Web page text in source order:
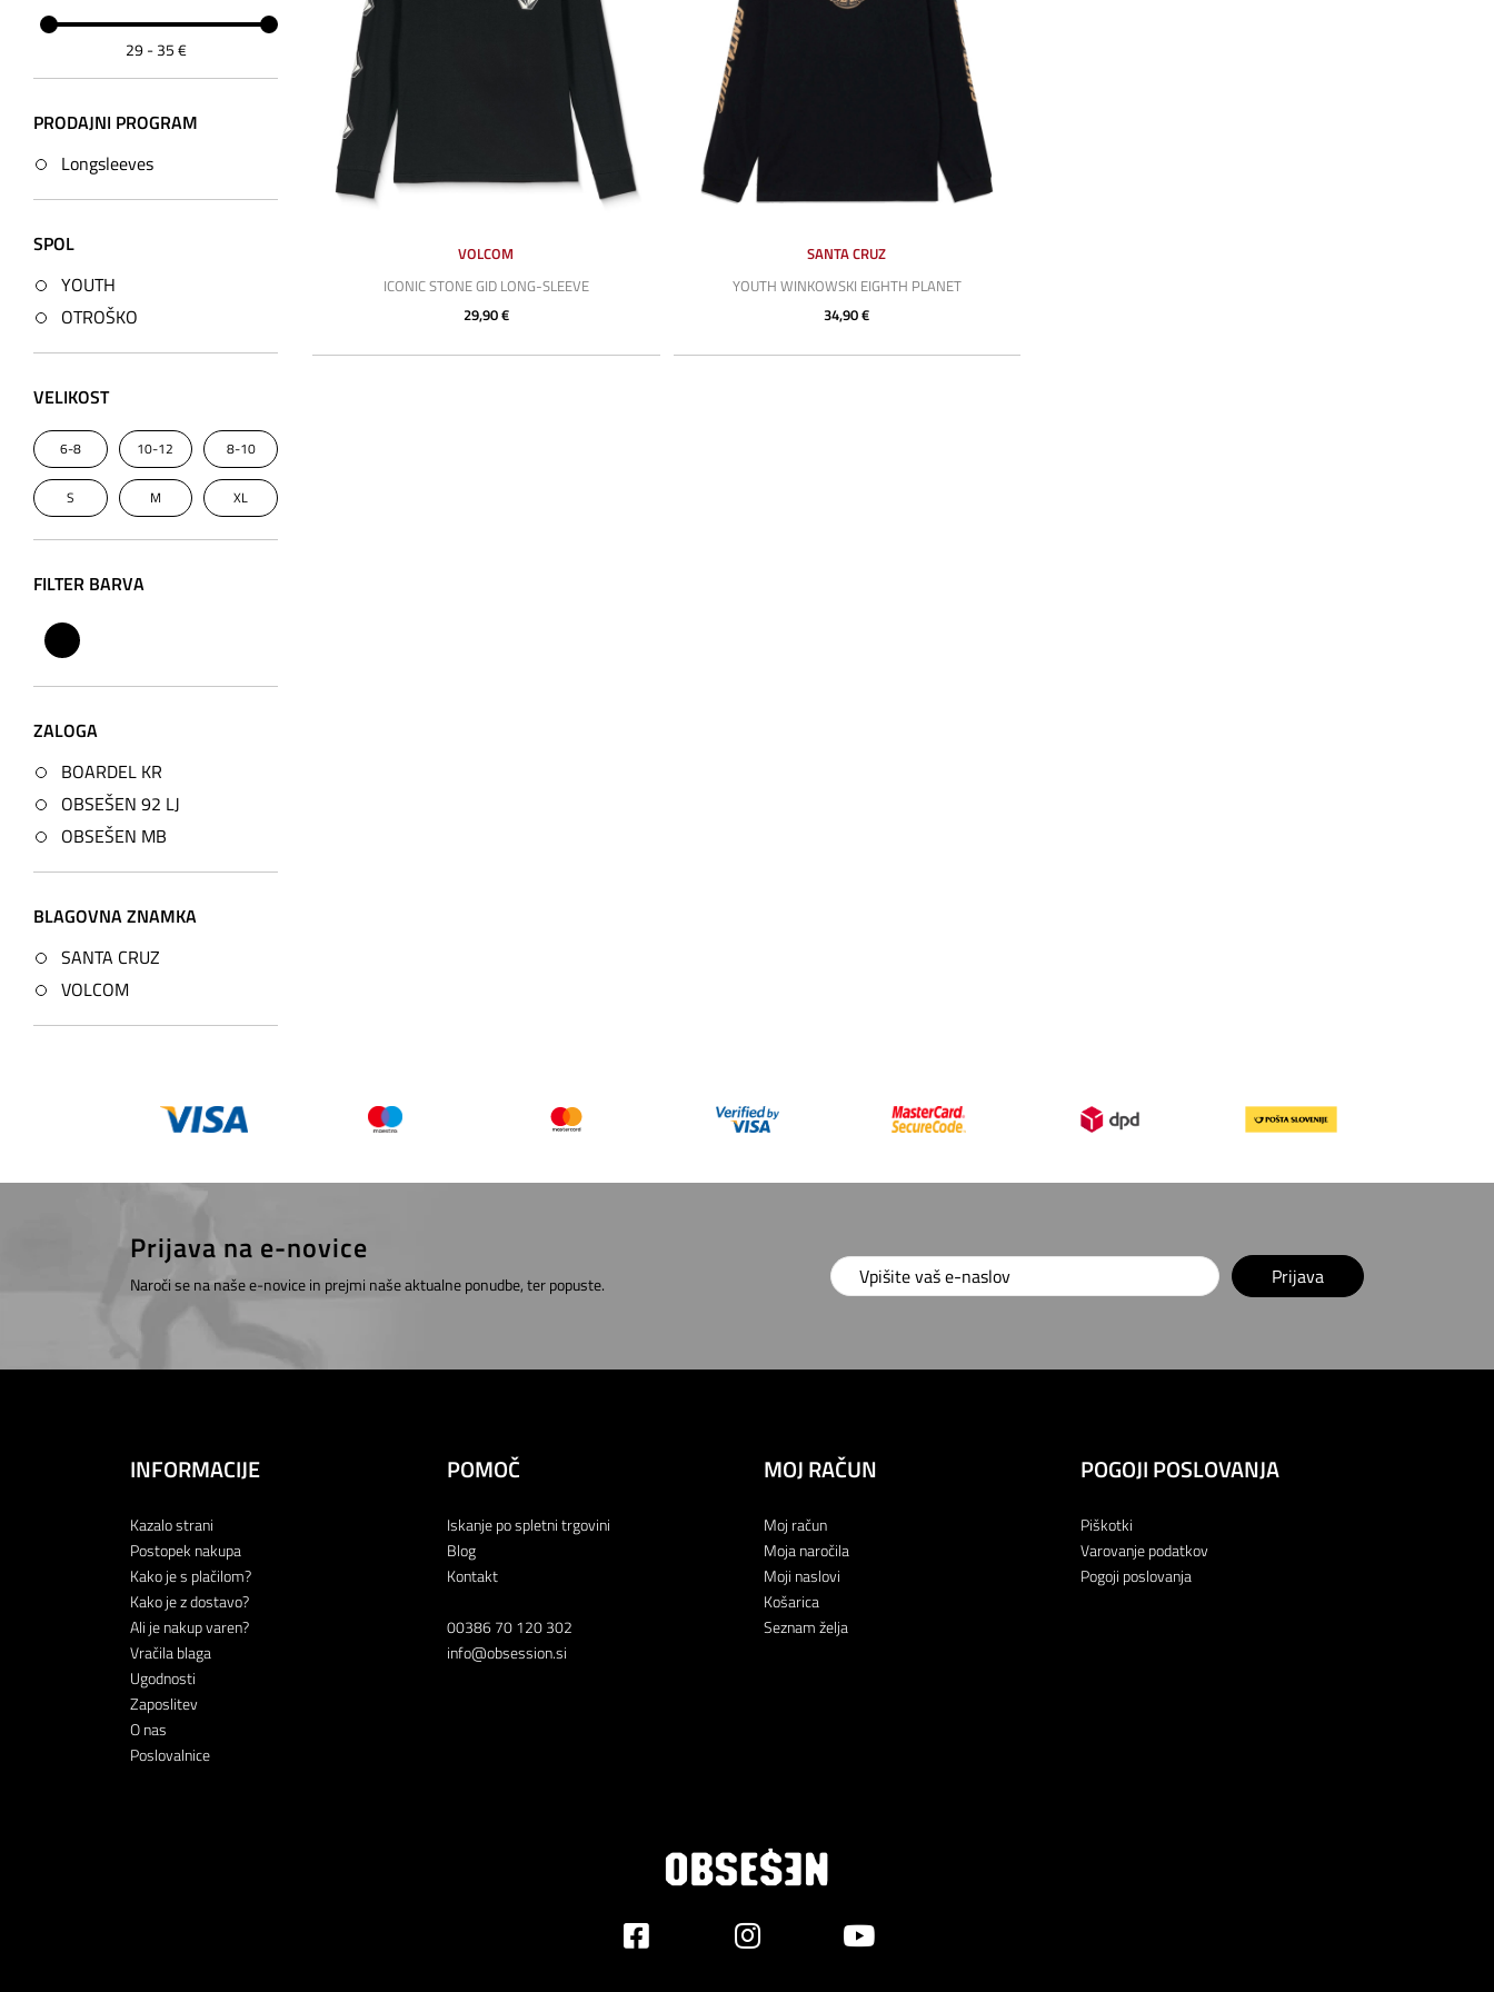
VOLCOM
ICONIC STONE GID LONG-SLEEVE
29,90 €
SANTA CRUZ
YOUTH WINKOWSKI EIGHTH PLANET
34,90 €
29 - 35€
PRODAJNI PROGRAM
Longsleeves
SPOL
YOUTH
OTROŠKO
VELIKOST
6-8 10-12 8-10
S M XL
FILTER BARVA
ZALOGA
BOARDEL KR
OBSEŠEN 92 LJ
OBSEŠEN MB
BLAGOVNA ZNAMKA
SANTA CRUZ
VOLCOM
Prijava na e-novice
Naroči se na naše e-novice in prejmi naše aktualne ponudbe, ter popuste. Prijava
INFORMACIJE
Kazalo strani
Postopek nakupa
Kako je s plačilom?
Kako je z dostavo?
Ali je nakup varen?
Vračila blaga
Ugodnosti
Zaposlitev
O nas
Poslovalnice
POMOČ
Iskanje po spletni trgovini
Blog
Kontakt
00386 70 120 302
info@obsession.si
MOJ RAČUN
Moj račun
Moja naročila
Moji naslovi
Košarica
Seznam želja
POGOJI POSLOVANJA
Piškotki
Varovanje podatkov
Pogoji poslovanja